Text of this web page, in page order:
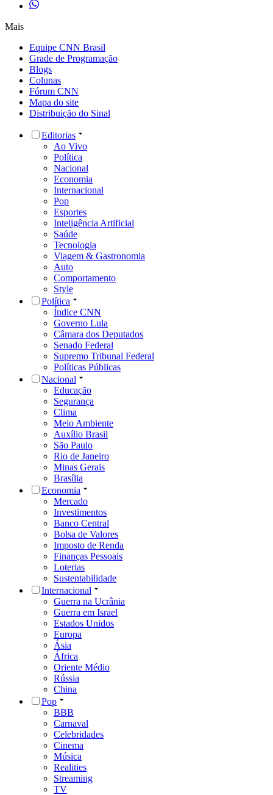
Mais
Equipe CNN Brasil
Grade de Programação
Blogs
Colunas
Fórum CNN
Mapa do site
Distribuição do Sinal
Editorias
Ao Vivo
Política
Nacional
Economia
Internacional
Pop
Esportes
Inteligência Artificial
Saúde
Tecnologia
Viagem & Gastronomia
Auto
Comportamento
Style
Política
Índice CNN
Governo Lula
Câmara dos Deputados
Senado Federal
Supremo Tribunal Federal
Políticas Públicas
Nacional
Educação
Segurança
Clima
Meio Ambiente
Auxílio Brasil
São Paulo
Rio de Janeiro
Minas Gerais
Brasília
Economia
Mercado
Investimentos
Banco Central
Bolsa de Valores
Imposto de Renda
Finanças Pessoais
Loterias
Sustentabilidade
Internacional
Guerra na Ucrânia
Guerra em Israel
Estados Unidos
Europa
Ásia
África
Oriente Médio
Rússia
China
Pop
BBB
Carnaval
Celebridades
Cinema
Música
Realities
Streaming
TV